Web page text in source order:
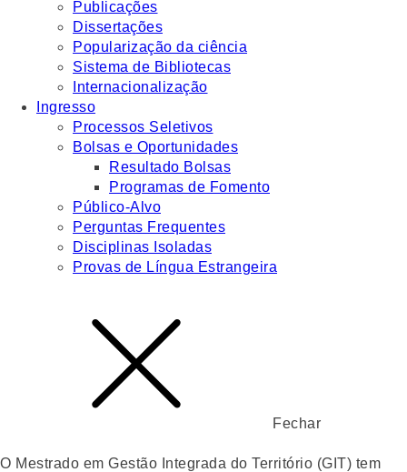
Publicações
Dissertações
Popularização da ciência
Sistema de Bibliotecas
Internacionalização
Ingresso
Processos Seletivos
Bolsas e Oportunidades
Resultado Bolsas
Programas de Fomento
Público-Alvo
Perguntas Frequentes
Disciplinas Isoladas
Provas de Língua Estrangeira
Fechar
O Mestrado em Gestão Integrada do Território (GIT) tem